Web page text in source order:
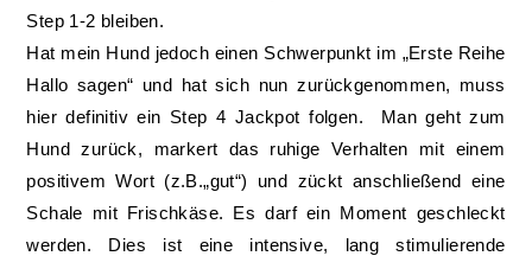
Step 1-2 bleiben.
Hat mein Hund jedoch einen Schwerpunkt im „Erste Reihe
Hallo sagen“ und hat sich nun zurückgenommen, muss
hier definitiv ein Step 4 Jackpot folgen. Man geht zum
Hund zurück, markert das ruhige Verhalten mit einem
positivem Wort (z.B.„gut“) und zückt anschließend eine
Schale mit Frischkäse. Es darf ein Moment geschleckt
werden. Dies ist eine intensive, lang stimulierende